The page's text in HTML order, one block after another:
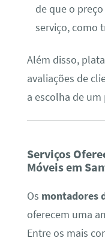
de que o
serviço, como
Além disso,
avaliações de
a escolha de
Serviços
Móveis em
Os montadores
oferecem uma
Entre os mais